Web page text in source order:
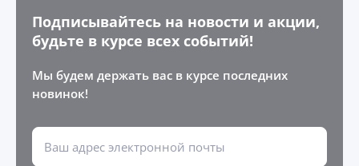
Подписывайтесь на новости и акции,
будьте в курсе всех событий!
Мы будем держать вас в курсе последних
новинок!